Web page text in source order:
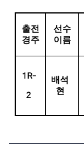
출전
경주
선수
이름
1R-
2
배석
현